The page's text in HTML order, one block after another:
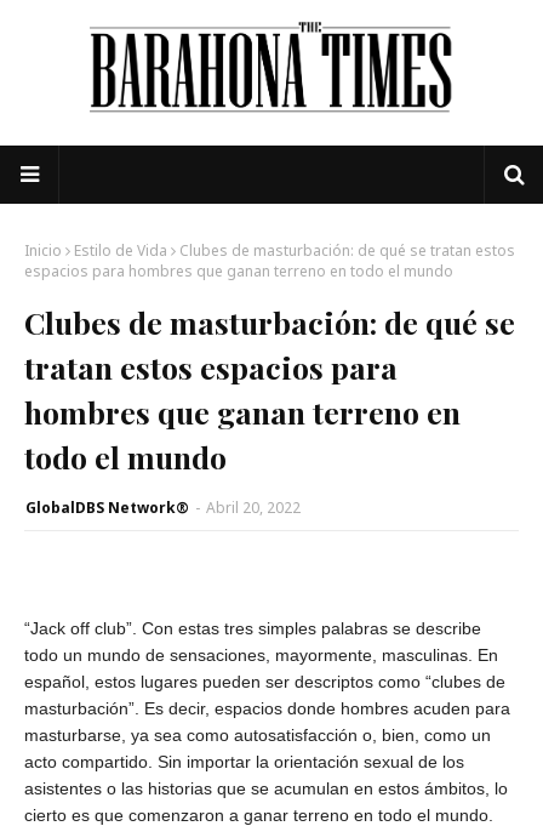
Inicio Estilo de Vida
Clubes de masturbación: de qué se tratan estos
espacios para hombres que ganan terreno en todo el mundo
Clubes de masturbación: de qué se
tratan estos espacios para
hombres que ganan terreno en
todo el mundo
GlobalDBS Network® - Abril 20, 2022
“Jack off club”. Con estas tres simples palabras se describe
todo un mundo de sensaciones, mayormente, masculinas. En
español, estos lugares pueden ser descriptos como “clubes de
masturbación”. Es decir, espacios donde hombres acuden para
masturbarse, ya sea como autosatisfacción o, bien, como un
acto compartido. Sin importar la orientación sexual de los
asistentes o las historias que se acumulan en estos ámbitos, lo
cierto es que comenzaron a ganar terreno en todo el mundo.